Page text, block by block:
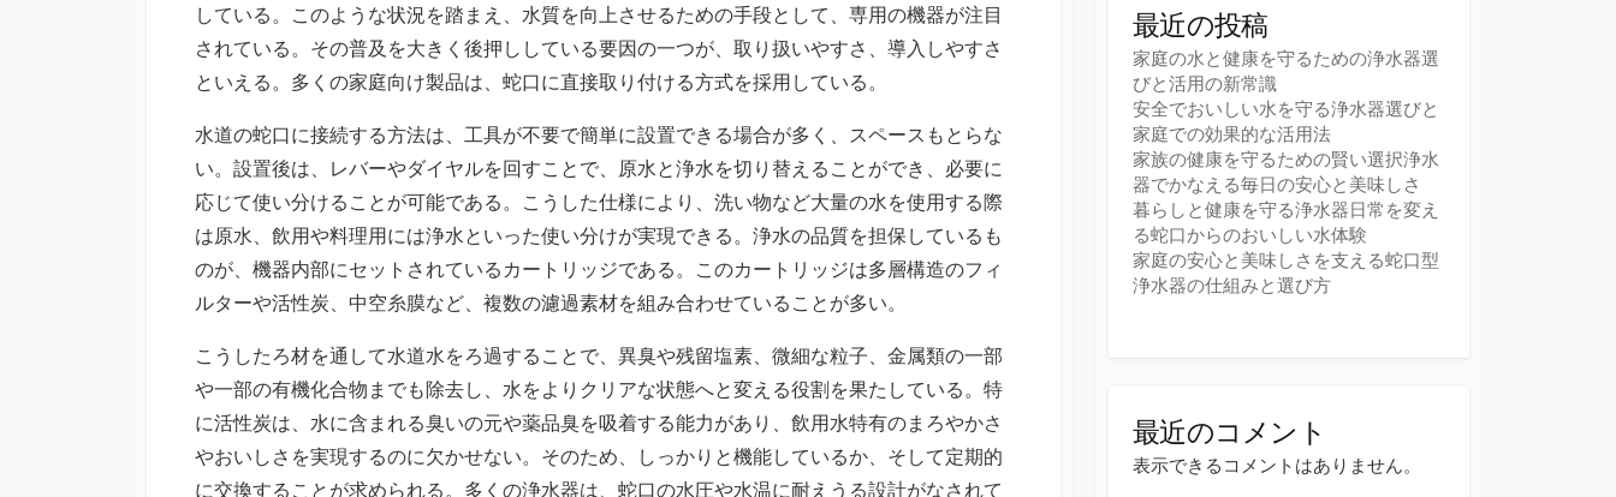
している。このような状況を踏まえ、水質を向上させるための手段として、専用の機器が注目
されている。その普及を大きく後押ししている要因の一つが、取り扱いやすさ、導入しやすさ
といえる。多くの家庭向け製品は、蛇口に直接取り付ける方式を採用している。
水道の蛇口に接続する方法は、工具が不要で簡単に設置できる場合が多く、スペースもとらな
い。設置後は、レバーやダイヤルを回すことで、原水と浄水を切り替えることができ、必要に
応じて使い分けることが可能である。こうした仕様により、洗い物など大量の水を使用する際
は原水、飲用や料理用には浄水といった使い分けが実現できる。浄水の品質を担保しているも
のが、機器内部にセットされているカートリッジである。このカートリッジは多層構造のフィ
ルターや活性炭、中空糸膜など、複数の濾過素材を組み合わせていることが多い。
こうしたろ材を通して水道水をろ過することで、異臭や残留塩素、微細な粒子、金属類の一部
や一部の有機化合物までも除去し、水をよりクリアな状態へと変える役割を果たしている。特
に活性炭は、水に含まれる臭いの元や薬品臭を吸着する能力があり、飲用水特有のまろやかさ
やおいしさを実現するのに欠かせない。そのため、しっかりと機能しているか、そして定期的
に交換することが求められる。多くの浄水器は、蛇口の水圧や水温に耐えうる設計がなされて
最近の投稿
家庭の水と健康を守るための浄水器選
びと活用の新常識
安全でおいしい水を守る浄水器選びと
家庭での効果的な活用法
家族の健康を守るための賢い選択浄水
器でかなえる毎日の安心と美味しさ
暮らしと健康を守る浄水器日常を変え
る蛇口からのおいしい水体験
家庭の安心と美味しさを支える蛇口型
浄水器の仕組みと選び方
最近のコメント
表示できるコメントはありません。